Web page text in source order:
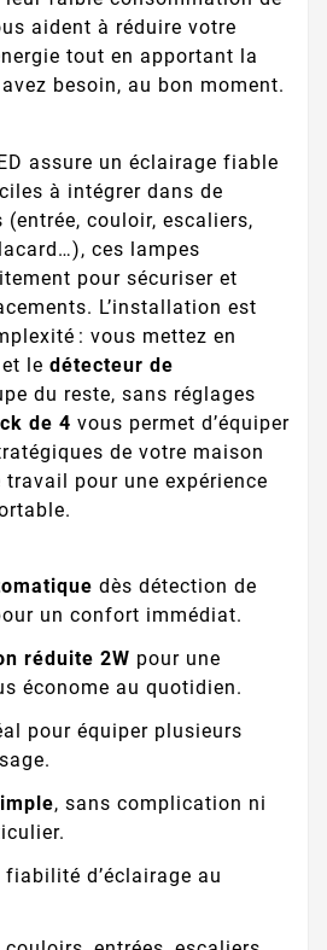
aident à réduire votre
tout en apportant la
besoin, au bon moment.
assure un éclairage fiable
à intégrer dans de
(entrée, couloir, escaliers,
ces lampes
pour sécuriser et
L’installation est
: vous mettez en
le détecteur de
du reste, sans réglages
de 4 vous permet d’équiper
de votre maison
pour une expérience
dès détection de
un confort immédiat.
réduite 2W pour une
économe au quotidien.
pour équiper plusieurs
, sans complication ni
fiabilité d’éclairage au